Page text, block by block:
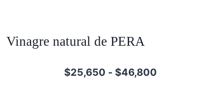
Vinagre natural de PERA
$25,650 - $46,800